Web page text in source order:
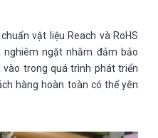
vật liệu Reach và RoHS
ngặt nhằm đảm bảo
trong quá trình phát triển
hàng hoàn toàn có thể yên